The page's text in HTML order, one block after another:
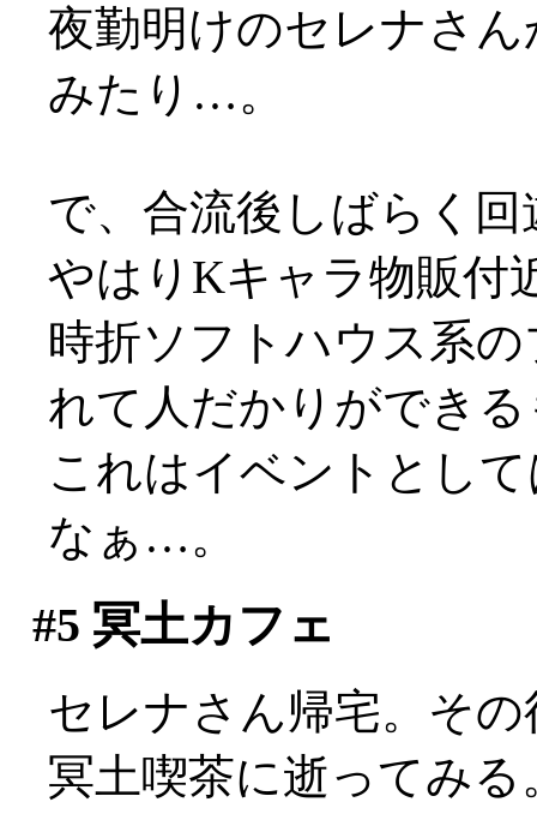
夜勤明けのセレナさ
みたり…。
で、合流後しばらく
やはりKキャラ物販付
時折ソフトハウス系
れて人だかりができ
これはイベントとし
なぁ…。
#5 冥土カフェ
セレナさん帰宅。そ
冥土喫茶に逝ってみる